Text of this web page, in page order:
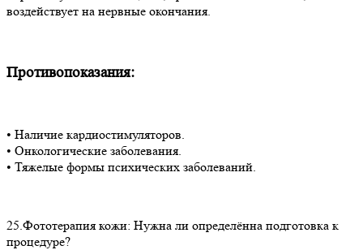
воздействует на нервные окончания.
Противопоказания:
• Наличие кардиостимуляторов.
• Онкологические заболевания.
• Тяжелые формы психических заболеваний.
25.Фототерапия кожи: Нужна ли определённа подготовка к
процедуре?